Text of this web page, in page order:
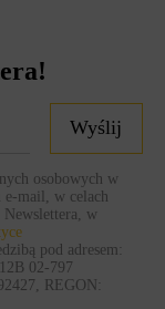
swojego
produktów, które ją
jednak dostępne dla
są bardzo dobrej
modeli
je, można mieć
czas.
również z uwagi
Wyślij
osobowych w
e-mail, w celach
w
pod adresem:
02-797
REGON: